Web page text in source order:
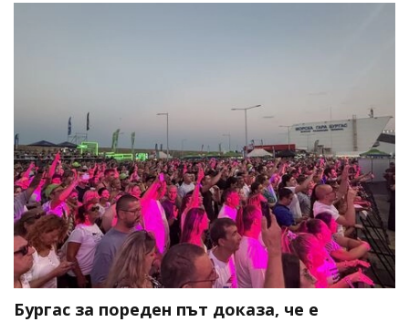
Бургас за пореден път доказа, че е